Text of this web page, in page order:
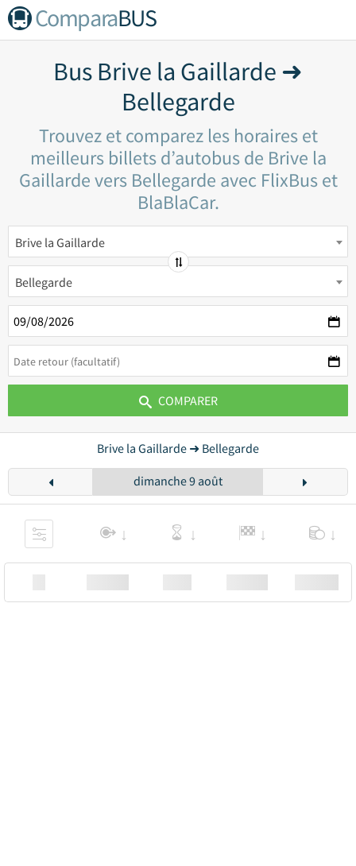
ComparaBUS
Bus Brive la Gaillarde ➜
Bellegarde
Trouvez et comparez les horaires et
meilleurs billets d’autobus de Brive la
Gaillarde vers Bellegarde avec FlixBus et
BlaBlaCar.
Brive la Gaillarde
Bellegarde
COMPARER
Brive la Gaillarde ➜ Bellegarde
dimanche 9 août